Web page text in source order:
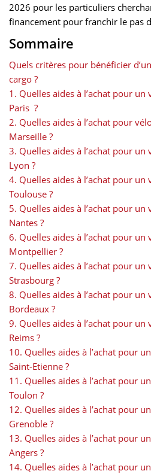
2026 pour les particuliers
financement pour franchir le pas
Sommaire
Quels critères pour bénéficier
cargo ?
1. Quelles aides à l’achat pour
Paris ?
2. Quelles aides à l’achat pour
Marseille ?
3. Quelles aides à l’achat pour
Lyon ?
4. Quelles aides à l’achat pour
Toulouse ?
5. Quelles aides à l’achat pour
Nantes ?
6. Quelles aides à l’achat pour
Montpellier ?
7. Quelles aides à l’achat pour
Strasbourg ?
8. Quelles aides à l’achat pour
Bordeaux ?
9. Quelles aides à l’achat pour
Reims ?
10. Quelles aides à l’achat pour
Saint-Etienne ?
11. Quelles aides à l’achat pour
Toulon ?
12. Quelles aides à l’achat pour
Grenoble ?
13. Quelles aides à l’achat pour
Angers ?
14. Quelles aides à l’achat pour